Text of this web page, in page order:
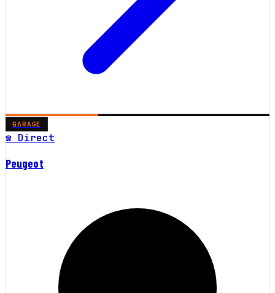
GARAGE
☎ Direct
Peugeot